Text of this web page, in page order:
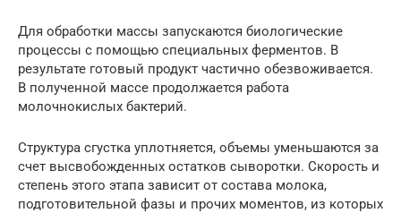
Для обработки массы запускаются биологические
процессы с помощью специальных ферментов. В
результате готовый продукт частично обезвоживается.
В полученной массе продолжается работа
молочнокислых бактерий.
Структура сгустка уплотняется, объемы уменьшаются за
счет высвобожденных остатков сыворотки. Скорость и
степень этого этапа зависит от состава молока,
подготовительной фазы и прочих моментов, из которых